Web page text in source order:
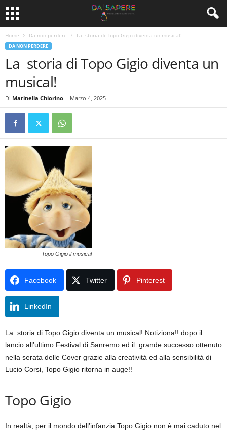
Home Da non perdere La storia di Topo Gigio diventa un musical!
DA NON PERDERE
La storia di Topo Gigio diventa un
musical!
Di Marinella Chiorino - Marzo 4, 2025
Topo Gigio il musical
Facebook Twitter Pinterest
LinkedIn
La storia di Topo Gigio diventa un musical! Notiziona!! dopo il
lancio all’ultimo Festival di Sanremo ed il grande successo ottenuto
nella serata delle Cover grazie alla creatività ed alla sensibilità di
Lucio Corsi, Topo Gigio ritorna in auge!!
Topo Gigio
In realtà, per il mondo dell’infanzia Topo Gigio non è mai caduto nel